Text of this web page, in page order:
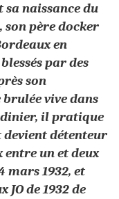
sa naissance du
son père docker
en
par des
son
brulée vive dans
il pratique
devient détenteur
un et deux
mars 1932, et
de 1932 de